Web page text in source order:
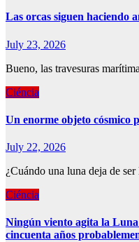
Las orcas siguen haciendo
July 23, 2026
Bueno, las travesuras
Ciéncia
Un enorme objeto cósmico
July 22, 2026
¿Cuándo una luna deja de
Ciéncia
Ningún viento agita la Luna
cincuenta años